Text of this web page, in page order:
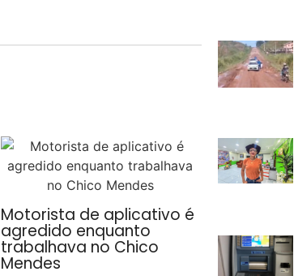
Motorista de aplicativo é
agredido enquanto
trabalhava no Chico
Mendes